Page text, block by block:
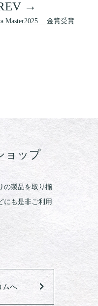
Master2025 金賞受賞
ョップ
の製品を取り揃
にも是非ご利用
ムへ